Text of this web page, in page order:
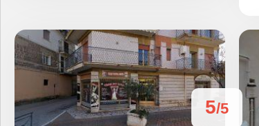
5/5